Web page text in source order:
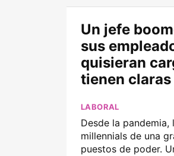
Un jefe
sus
quisieran
tienen
LABORAL
Desde la
millennials de una
puestos de poder.